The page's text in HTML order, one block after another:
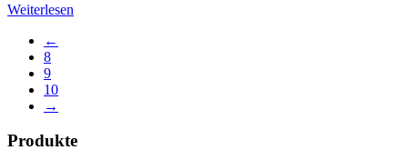
Weiterlesen
←
8
9
10
→
Produkte